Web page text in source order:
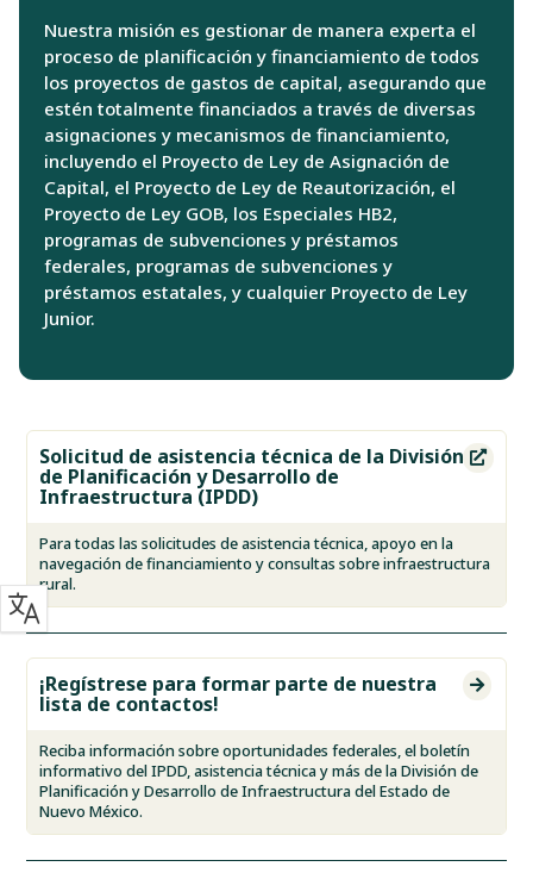
Nuestra misión es gestionar de manera experta el
proceso de planificación y financiamiento de todos
los proyectos de gastos de capital, asegurando que
estén totalmente financiados a través de diversas
asignaciones y mecanismos de financiamiento,
incluyendo el Proyecto de Ley de Asignación de
Capital, el Proyecto de Ley de Reautorización, el
Proyecto de Ley GOB, los Especiales HB2,
programas de subvenciones y préstamos
federales, programas de subvenciones y
préstamos estatales, y cualquier Proyecto de Ley
Junior.

Solicitud de asistencia técnica de la División
de Planificación y Desarrollo de
Infraestructura (IPDD)
Para todas las solicitudes de asistencia técnica, apoyo en la
navegación de financiamiento y consultas sobre infraestructura
rural.

¡Regístrese para formar parte de nuestra
lista de contactos!
Reciba información sobre oportunidades federales, el boletín
informativo del IPDD, asistencia técnica y más de la División de
Planificación y Desarrollo de Infraestructura del Estado de
Nuevo México.